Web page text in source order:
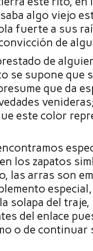
algo viejo
fuerte a sus
de
de
se supone que
que da
este color
los zapatos
las arras son
solapa del traje,
del enlace
o de continuar